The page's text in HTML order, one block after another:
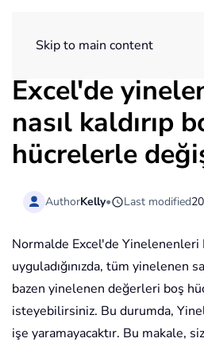
Skip to main content
Excel'de
nasıl kaldırıp
hücrelerle
AuthorKelly• Last modified
Normalde Excel'de Yinelenenleri
uyguladığınızda, tüm yinelenen
bazen yinelenen değerleri boş
isteyebilirsiniz. Bu durumda,
işe yaramayacaktır. Bu makale,